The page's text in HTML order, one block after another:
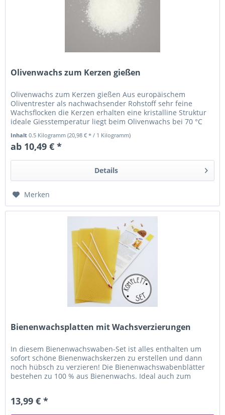
Olivenwachs zum Kerzen gießen
Olivenwachs zum Kerzen gießen Aus europäischem
Oliventrester als nachwachsender Rohstoff sehr feine
Wachsflocken die Kerzen erhalten eine kristalline Struktur
ideale Giesstemperatur liegt beim Olivenwachs bei 70 °C
Inhalt0.5 Kilogramm(20,98 € * / 1 Kilogramm)
ab 10,49 € *
Details
Merken
Bienenwachsplatten mit Wachsverzierungen
In diesem Bienenwachswaben-Set ist alles enthalten um
sofort schöne Bienenwachskerzen zu erstellen und dann
noch hübsch zu verzieren! Die Bienenwachswabenblätter
bestehen zu 100 % aus Bienenwachs. Ideal auch zum
13,99 € *